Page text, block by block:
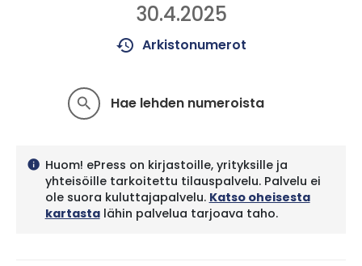
30.4.2025
history Arkistonumerot
search Hae lehden numeroista
info Huom! ePress on kirjastoille, yrityksille ja
yhteisöille tarkoitettu tilauspalvelu. Palvelu ei
ole suora kuluttajapalvelu. Katso oheisesta
kartastalähin palvelua tarjoava taho.